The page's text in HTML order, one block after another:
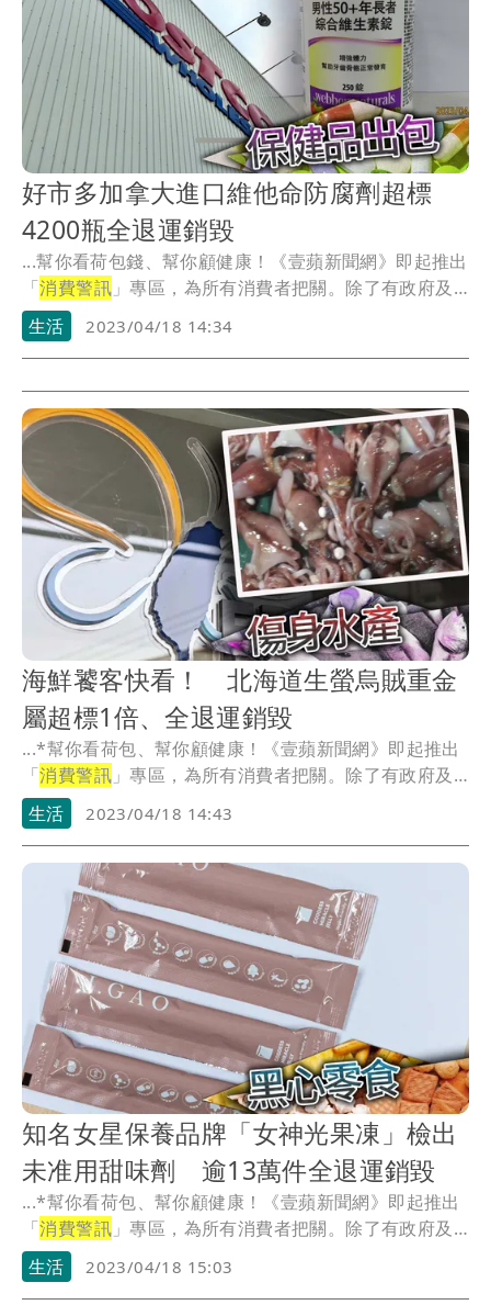
好市多加拿大進口維他命防腐劑超標
4200瓶全退運銷毀
...幫你看荷包錢、幫你顧健康！《壹蘋新聞網》即起推出
「消費警訊」專區，為所有消費者把關。除了有政府及
公信...
生活 2023/04/18 14:34
海鮮饕客快看！ 北海道生螢烏賊重金
屬超標1倍、全退運銷毀
...*幫你看荷包、幫你顧健康！《壹蘋新聞網》即起推出
「消費警訊」專區，為所有消費者把關。除了有政府及
公信...
生活 2023/04/18 14:43
知名女星保養品牌「女神光果凍」檢出
未准用甜味劑 逾13萬件全退運銷毀
...*幫你看荷包、幫你顧健康！《壹蘋新聞網》即起推出
「消費警訊」專區，為所有消費者把關。除了有政府及
公信...
生活 2023/04/18 15:03